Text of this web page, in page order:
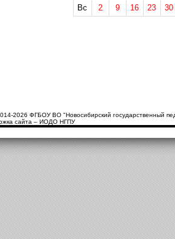
Вс
2 9 16 23 30
2026 ФГБОУ ВО "Новосибирский государственный
сайта – ИОДО НГПУ